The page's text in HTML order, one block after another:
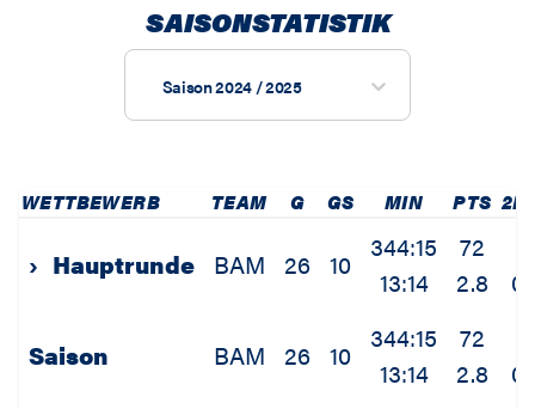
SAISONSTATISTIK
Saison 2024 / 2025
WETTBEWERB TEAM G GS MIN PTS
› Hauptrunde BAM 26 10
344:15
13:14
72
2.8
0.1
Saison BAM 26 10
344:15
13:14
72
2.8
0.1